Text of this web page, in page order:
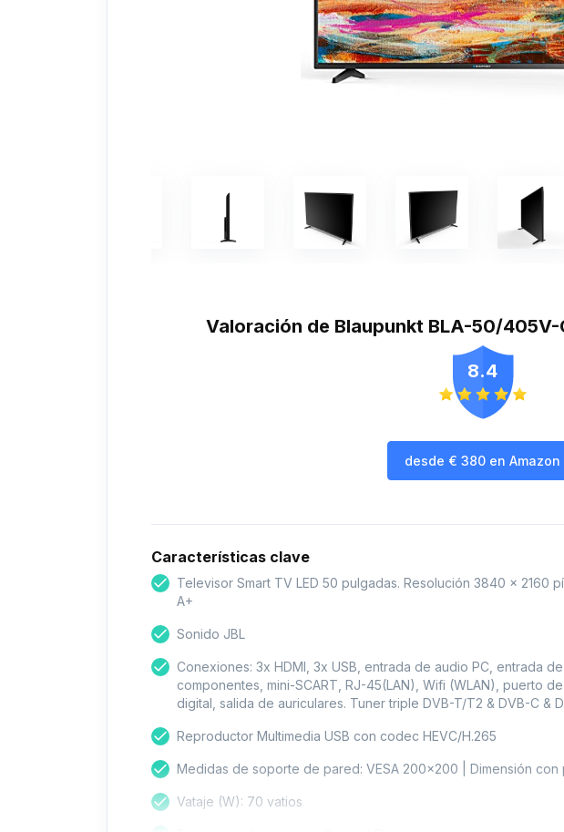
Valoración de Blaupunkt BLA-50/405V-
8.4
desde € 380 en Amazon
Características clave
Televisor Smart TV LED 50 pulgadas. Resolución 3840 x 2160
A+
Sonido JBL
Conexiones: 3x HDMI, 3x USB, entrada de audio PC, entrada
componentes, mini-SCART, RJ-45(LAN), Wifi (WLAN), puerto
digital, salida de auriculares. Tuner triple DVB-T/T2 & DVB-C &
Reproductor Multimedia USB con codec HEVC/H.265
Medidas de soporte de pared: VESA 200x200 | Dimensión con
Vataje (W): 70 vatios